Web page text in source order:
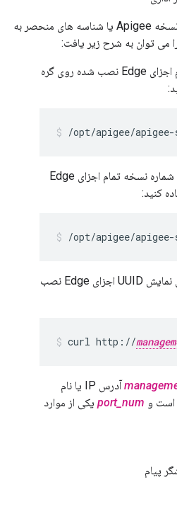
سایر اطلاعات مهم مانند شماره نسخه Apigee یا شناسه های منحصر به
برای نمایش وضعیت تمام اجزای Edge نصب شده روی گره
/opt/apigee/
از دستور زیر برای نمایش شماره نسخه تمام اجزای Edge
کنید:
/opt/apigee/
از فراخوانی API زیر برای نمایش UUID اجزای Edge نصب
curl http://
آدرس IP یا نام
port_num یکی از موارد